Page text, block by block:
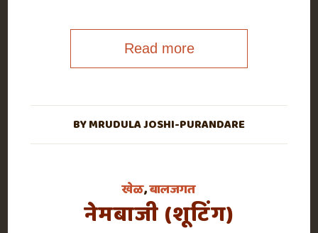
Read more
BYMRUDULA JOSHI-PURANDARE
खेळ,बालजगत
नेमबाजी (शूटिंग)